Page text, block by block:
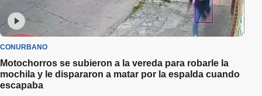
CONURBANO
Motochorros se subieron a la vereda para robarle la
mochila y le dispararon a matar por la espalda cuando
escapaba